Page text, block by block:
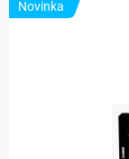
Novinka